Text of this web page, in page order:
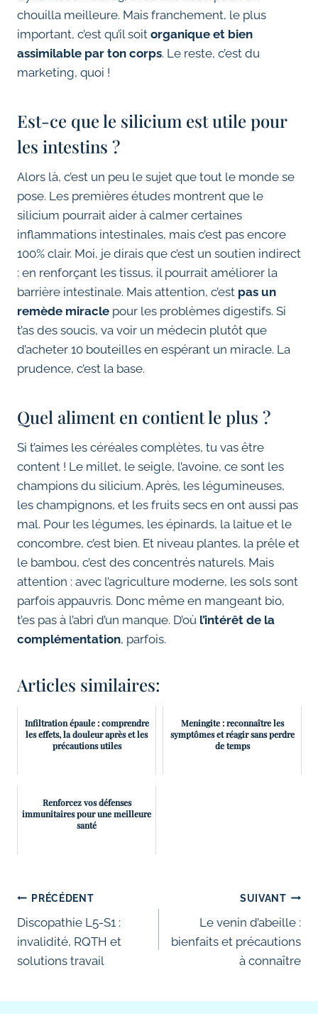
chouilla meilleure. Mais franchement, le plus
important, c’est qu’il soit organique et bien
assimilable par ton corps. Le reste, c’est du
marketing, quoi !
Est-ce que le silicium est utile pour
les intestins ?
Alors là, c’est un peu le sujet que tout le monde se
pose. Les premières études montrent que le
silicium pourrait aider à calmer certaines
inflammations intestinales, mais c’est pas encore
100% clair. Moi, je dirais que c’est un soutien indirect
: en renforçant les tissus, il pourrait améliorer la
barrière intestinale. Mais attention, c’est pas un
remède miracle pour les problèmes digestifs. Si
t’as des soucis, va voir un médecin plutôt que
d’acheter 10 bouteilles en espérant un miracle. La
prudence, c’est la base.
Quel aliment en contient le plus ?
Si t’aimes les céréales complètes, tu vas être
content ! Le millet, le seigle, l’avoine, ce sont les
champions du silicium. Après, les légumineuses,
les champignons, et les fruits secs en ont aussi pas
mal. Pour les légumes, les épinards, la laitue et le
concombre, c’est bien. Et niveau plantes, la prêle et
le bambou, c’est des concentrés naturels. Mais
attention : avec l’agriculture moderne, les sols sont
parfois appauvris. Donc même en mangeant bio,
t’es pas à l’abri d’un manque. D’où l’intérêt de la
complémentation, parfois.
Articles similaires:
Infiltration épaule : comprendre
les effets, la douleur après et les
précautions utiles
Meningite : reconnaître les
symptômes et réagir sans perdre
de temps
Renforcez vos défenses
immunitaires pour une meilleure
santé
Navigation
de
l’article
PRÉCÉDENT
Discopathie L5-S1 :
invalidité, RQTH et
solutions travail
SUIVANT
Le venin d’abeille :
bienfaits et précautions
à connaître